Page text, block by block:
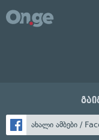
ახალი ამბები /